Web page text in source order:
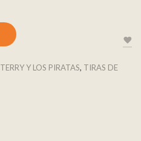
TERRY Y LOS PIRATAS, TIRAS DE